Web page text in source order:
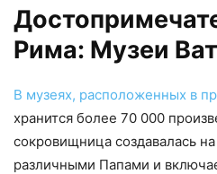
Рима: Музеи
В музеях, расположенных в
хранится более 70 000
сокровищница создавалась
различными Папами и